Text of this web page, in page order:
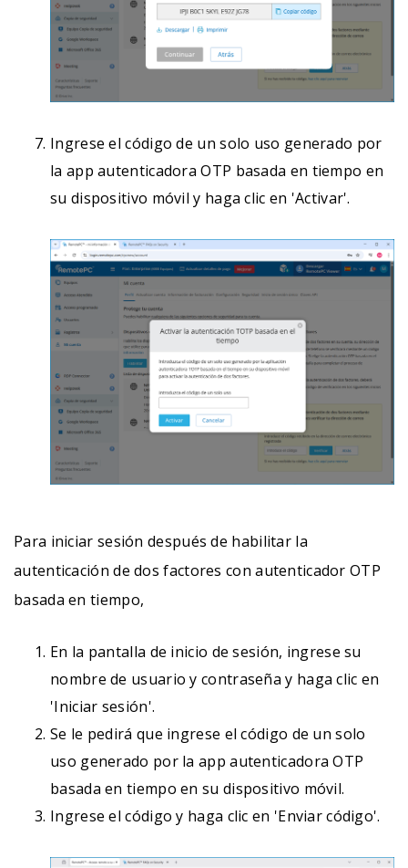
Ingrese el código de un solo uso generado por
la app autenticadora OTP basada en tiempo en
su dispositivo móvil y haga clic en 'Activar'.
Para iniciar sesión después de habilitar la
autenticación de dos factores con autenticador OTP
basada en tiempo,
En la pantalla de inicio de sesión, ingrese su
nombre de usuario y contraseña y haga clic en
'Iniciar sesión'.
Se le pedirá que ingrese el código de un solo
uso generado por la app autenticadora OTP
basada en tiempo en su dispositivo móvil.
Ingrese el código y haga clic en 'Enviar código'.